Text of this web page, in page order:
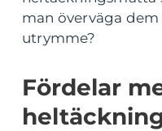
man överväga
utrymme?
Fördelar